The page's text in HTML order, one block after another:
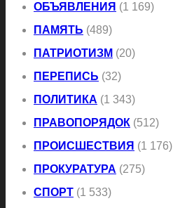
ОБЪЯВЛЕНИЯ (1 169)
ПАМЯТЬ (489)
ПАТРИОТИЗМ (20)
ПЕРЕПИСЬ (32)
ПОЛИТИКА (1 343)
ПРАВОПОРЯДОК (512)
ПРОИСШЕСТВИЯ (1 176)
ПРОКУРАТУРА (275)
СПОРТ (1 533)